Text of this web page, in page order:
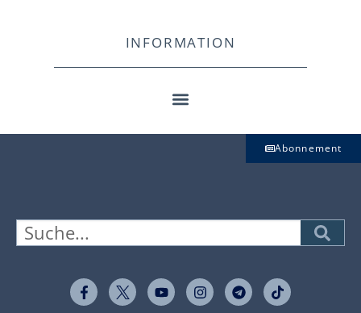
INFORMATION
Abonnement